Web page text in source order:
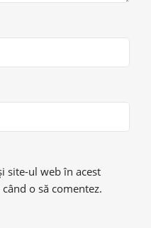
site-ul web în acest
o să comentez.